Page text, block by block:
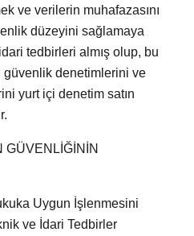
ve verilerin muhafazasını
düzeyini sağlamaya
tedbirleri almış olup, bu
güvenlik denetimlerini ve
yurt içi denetim satın
GÜVENLİĞİNİN
Uygun İşlenmesini
ve İdari Tedbirler